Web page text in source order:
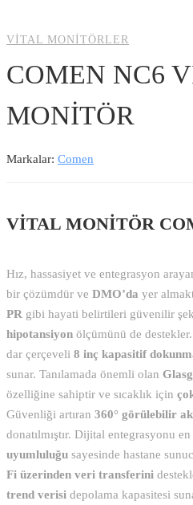
VITAL MONITÖRLER
COMEN NC6
MONİTÖR
Markalar: Comen
VİTAL MONİTÖR
Hız, hassasiyet ve entegrasyon
bir çözümdür ve DMO’da yer
PR gibi hayati belirtileri güvenilir
hipotansiyon ölçümünü de
dar çerçeveli 8 inç kapasitif
sunar. Tanılamada önemli olan
özelliğine sahiptir ve sıcaklık için
Güvenliği artıran 360° görülebilir
donatılmıştır. Dijital entegrasyonu
uyumluluğu sayesinde hastane
Fi üzerinden veri transferini
trend verisi depolama kapasitesi